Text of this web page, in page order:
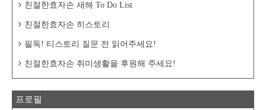
친절한효자손 새해 To Do List
친절한효자손 히스토리
필독! 티스토리 질문 전 읽어주세요!
친절한효자손 취미생활을 후원해 주세요!
프로필